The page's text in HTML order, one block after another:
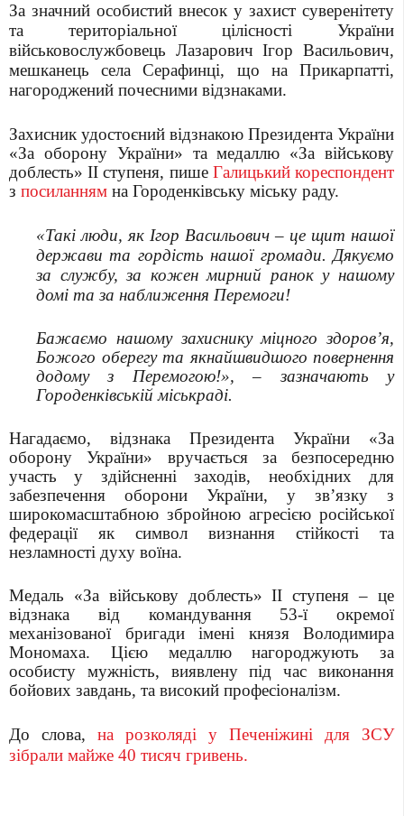
За значний особистий внесок у захист суверенітету
та територіальної цілісності України
військовослужбовець Лазарович Ігор Васильович,
мешканець села Серафинці, що на Прикарпатті,
нагороджений почесними відзнаками.
Захисник удостоєний відзнакою Президента України
«За оборону України» та медаллю «За військову
доблесть» II ступеня, пише Галицький кореспондент
з посиланням на Городенківську міську раду.
«Такі люди, як Ігор Васильович – це щит нашої
держави та гордість нашої громади. Дякуємо
за службу, за кожен мирний ранок у нашому
домі та за наближення Перемоги!
Бажаємо нашому захиснику міцного здоров’я,
Божого оберегу та якнайшвидшого повернення
додому з Перемогою!», – зазначають у
Городенківській міськраді.
Нагадаємо, відзнака Президента України «За
оборону України» вручається за безпосередню
участь у здійсненні заходів, необхідних для
забезпечення оборони України, у зв’язку з
широкомасштабною збройною агресією російської
федерації як символ визнання стійкості та
незламності духу воїна.
Медаль «За військову доблесть» II ступеня – це
відзнака від командування 53-ї окремої
механізованої бригади імені князя Володимира
Мономаха. Цією медаллю нагороджують за
особисту мужність, виявлену під час виконання
бойових завдань, та високий професіоналізм.
До слова, на розколяді у Печеніжині для ЗСУ
зібрали майже 40 тисяч гривень.